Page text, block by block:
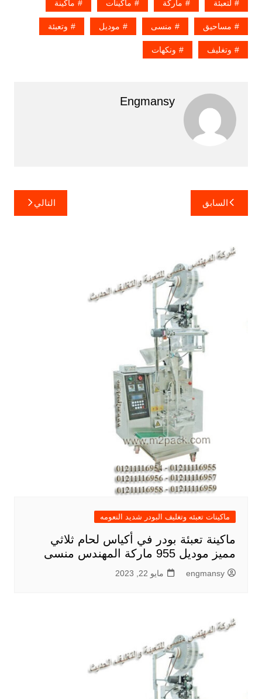
لتعبئة ماركة ماكينات ماكينة
مساحيق منسى موديل وتعبئة
وتغليف ونكهات
Engmansy
تصفّح
المقالات
السابق التالي
ماكينات تعبئه وتغليف البودر شديد النعومه
ماكينة تعبئة بودر في أكياس لحام ثلاثي
مميز موديل 955 ماركة المهندس منسى
engmansy مايو 22, 2023